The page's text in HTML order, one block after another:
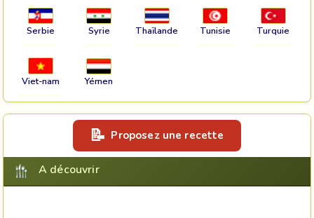
Serbie Syrie Thaïlande Tunisie Turquie
Viet-nam Yémen
Proposez une recette
A découvrir